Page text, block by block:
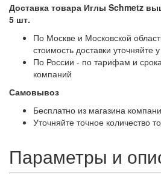
Доставка товара Иглы Schmetz
5 шт.
По Москве и Московской
стоимость доставки уточняйте
По России - по тарифам и
компаний
Самовывоз
Бесплатно из магазина
Уточняйте точное количество
Параметры и